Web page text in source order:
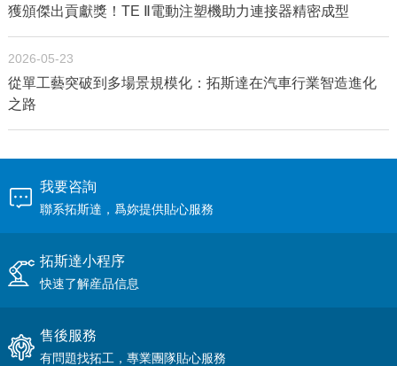
獲頒傑出貢獻獎！TE Ⅱ電動注塑機助力連接器精密成型
2026-05-23
從單工藝突破到多場景規模化：拓斯達在汽車行業智造進化
之路
我要咨詢
聯系拓斯達，爲妳提供貼心服務
拓斯達小程序
快速了解産品信息
售後服務
有問題找拓工，專業團隊貼心服務